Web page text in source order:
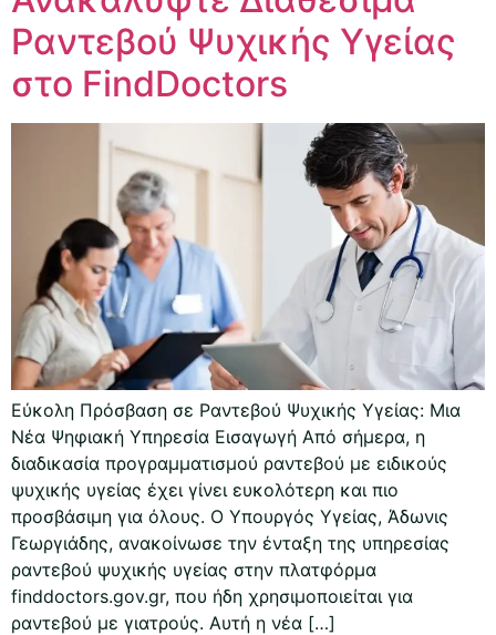
Ραντεβού Ψυχικής Υγείας
στο FindDoctors
Εύκολη Πρόσβαση σε Ραντεβού Ψυχικής Υγείας: Μια
Νέα Ψηφιακή Υπηρεσία Εισαγωγή Από σήμερα, η
διαδικασία προγραμματισμού ραντεβού με ειδικούς
ψυχικής υγείας έχει γίνει ευκολότερη και πιο
προσβάσιμη για όλους. Ο Υπουργός Υγείας, Άδωνις
Γεωργιάδης, ανακοίνωσε την ένταξη της υπηρεσίας
ραντεβού ψυχικής υγείας στην πλατφόρμα
finddoctors.gov.gr, που ήδη χρησιμοποιείται για
ραντεβού με γιατρούς. Αυτή η νέα […]